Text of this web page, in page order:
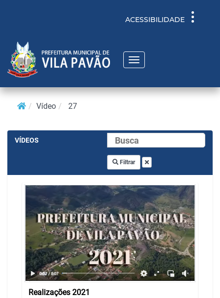
Toggle
ACESSIBILIDADE
Toggle
navigation
Vídeo 27
VÍDEOS
Filtrar
Realizações 2021